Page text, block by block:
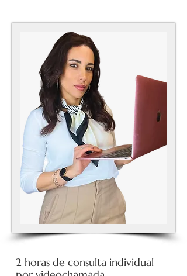
2 horas de consulta individual